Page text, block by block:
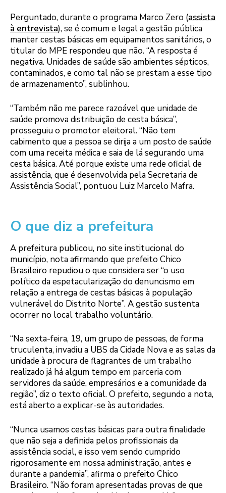
Perguntado, durante o programa Marco Zero (assista
à entrevista), se é comum e legal a gestão pública
manter cestas básicas em equipamentos sanitários, o
titular do MPE respondeu que não. “A resposta é
negativa. Unidades de saúde são ambientes sépticos,
contaminados, e como tal não se prestam a esse tipo
de armazenamento”, sublinhou.
“Também não me parece razoável que unidade de
saúde promova distribuição de cesta básica”,
prosseguiu o promotor eleitoral. “Não tem
cabimento que a pessoa se dirija a um posto de saúde
com uma receita médica e saia de lá segurando uma
cesta básica. Até porque existe uma rede oficial de
assistência, que é desenvolvida pela Secretaria de
Assistência Social”, pontuou Luiz Marcelo Mafra.
O que diz a prefeitura
A prefeitura publicou, no site institucional do
município, nota afirmando que prefeito Chico
Brasileiro repudiou o que considera ser “o uso
político da espetacularização do denuncismo em
relação a entrega de cestas básicas à população
vulnerável do Distrito Norte”. A gestão sustenta
ocorrer no local trabalho voluntário.
“Na sexta-feira, 19, um grupo de pessoas, de forma
truculenta, invadiu a UBS da Cidade Nova e as salas da
unidade à procura de flagrantes de um trabalho
realizado já há algum tempo em parceria com
servidores da saúde, empresários e a comunidade da
região”, diz o texto oficial. O prefeito, segundo a nota,
está aberto a explicar-se às autoridades.
“Nunca usamos cestas básicas para outra finalidade
que não seja a definida pelos profissionais da
assistência social, e isso vem sendo cumprido
rigorosamente em nossa administração, antes e
durante a pandemia”, afirma o prefeito Chico
Brasileiro. “Não foram apresentadas provas de que